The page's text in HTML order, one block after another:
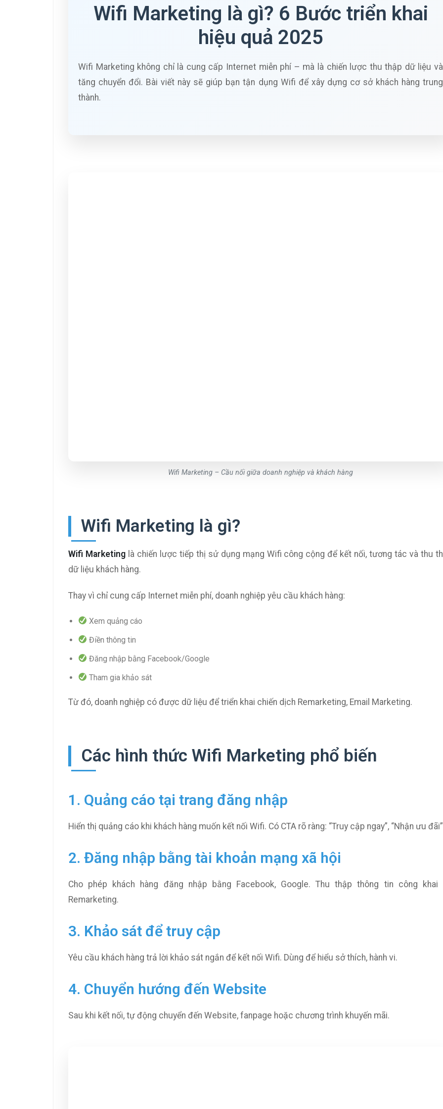
Wifi Marketing là gì? 6 Bước triển khai
hiệu quả 2025
Wifi Marketing không chỉ là cung cấp Internet miễn phí – mà là chiến lược thu thập dữ liệu và
tăng chuyển đổi. Bài viết này sẽ giúp bạn tận dụng Wifi để xây dựng cơ sở khách hàng trung
thành.
Wifi Marketing – Cầu nối giữa doanh nghiệp và khách hàng
Wifi Marketing là gì?
Wifi Marketinglà chiến lược tiếp thị sử dụng mạng Wifi công cộng để kết nối, tương tác và thu
dữ liệu khách hàng.
Thay vì chỉ cung cấp Internet miễn phí, doanh nghiệp yêu cầu khách hàng:
Xem quảng cáo
Điền thông tin
Đăng nhập bằng Facebook/Google
Tham gia khảo sát
Từ đó, doanh nghiệp có được dữ liệu để triển khai chiến dịch Remarketing, Email Marketing.
Các hình thức Wifi Marketing phổ biến
1. Quảng cáo tại trang đăng nhập
Hiển thị quảng cáo khi khách hàng muốn kết nối Wifi. Có CTA rõ ràng: “Truy cập ngay”, “Nhận ưu
2. Đăng nhập bằng tài khoản mạng xã hội
Cho phép khách hàng đăng nhập bằng Facebook, Google. Thu thập thông tin công khai
Remarketing.
3. Khảo sát để truy cập
Yêu cầu khách hàng trả lời khảo sát ngắn để kết nối Wifi. Dùng để hiểu sở thích, hành vi.
4. Chuyển hướng đến Website
Sau khi kết nối, tự động chuyển đến Website, fanpage hoặc chương trình khuyến mãi.